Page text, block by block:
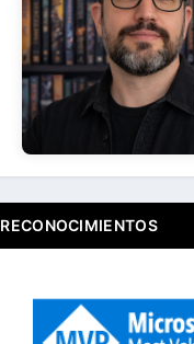
Acerca de ...
RECONOCIMIENTOS